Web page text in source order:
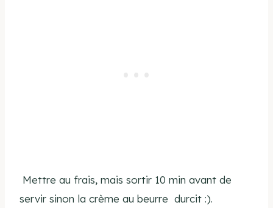
Mettre au frais, mais sortir 10 min avant de
servir sinon la crème au beurre durcit :).